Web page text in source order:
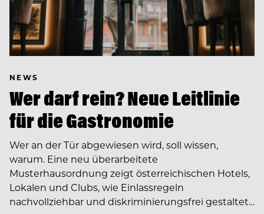
NEWS
Wer darf rein? Neue Leitlinie
für die Gastronomie
Wer an der Tür abgewiesen wird, soll wissen,
warum. Eine neu überarbeitete
Musterhausordnung zeigt österreichischen Hotels,
Lokalen und Clubs, wie Einlassregeln
nachvollziehbar und diskriminierungsfrei gestaltet…